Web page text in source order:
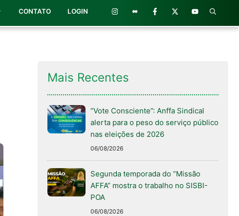
CONTATO LOGIN
Mais Recentes
“Vote Consciente”: Anffa Sindical
alerta para o peso do serviço público
nas eleições de 2026
06/08/2026
Segunda temporada do “Missão
AFFA” mostra o trabalho no SISBI-
POA
06/08/2026